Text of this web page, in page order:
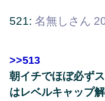
521: 名無しさん
>>513
朝イチでほぼ必ず
はレベルキャップ